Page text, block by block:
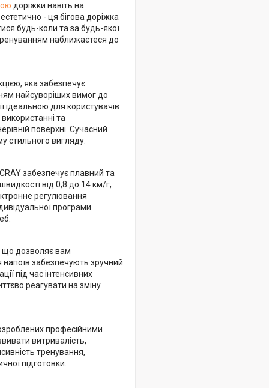
доріжки навіть на
- ця бігова доріжка
будь-коли та за будь-якої
наближаєтеся до
яка забезпечує
найсуворіших вимог до
ідеальною для користувачів
та
поверхні. Сучасний
стильного вигляду.
забезпечує плавний та
від 0,8 до 14 км/г,
регулювання
програми
що дозволяє вам
забезпечують зручний
під час інтенсивних
реагувати на зміну
професійними
витривалість,
тренування,
підготовки.